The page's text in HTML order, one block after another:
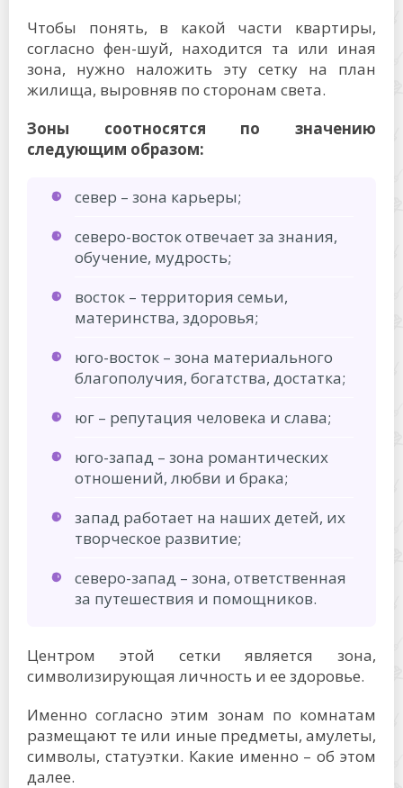
Чтобы понять, в какой части квартиры,
согласно фен-шуй, находится та или иная
зона, нужно наложить эту сетку на план
жилища, выровняв по сторонам света.
Зоны соотносятся по значению
следующим образом:
север – зона карьеры;
северо-восток отвечает за знания,
обучение, мудрость;
восток – территория семьи,
материнства, здоровья;
юго-восток – зона материального
благополучия, богатства, достатка;
юг – репутация человека и слава;
юго-запад – зона романтических
отношений, любви и брака;
запад работает на наших детей, их
творческое развитие;
северо-запад – зона, ответственная
за путешествия и помощников.
Центром этой сетки является зона,
символизирующая личность и ее здоровье.
Именно согласно этим зонам по комнатам
размещают те или иные предметы, амулеты,
символы, статуэтки. Какие именно – об этом
далее.